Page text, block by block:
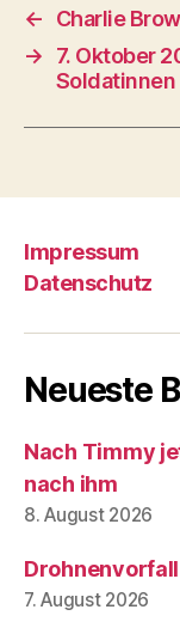
←
Charlie
→
7. Oktober
Soldatinnen
Impressum
Datenschutz
Neueste
Nach Timmy
nach ihm
8. August 2026
7. August 2026